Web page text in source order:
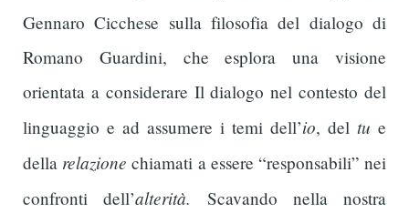
Gennaro Cicchese sulla filosofia del dialogo di
Romano Guardini, che esplora una visione
orientata a considerare Il dialogo nel contesto del
linguaggio e ad assumere i temi dell’io, del tu e
della relazione chiamati a essere “responsabili” nei
confronti dell’alterità. Scavando nella nostra